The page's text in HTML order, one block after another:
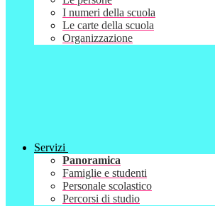
I numeri della scuola
Le carte della scuola
Organizzazione
Servizi
Panoramica
Famiglie e studenti
Personale scolastico
Percorsi di studio